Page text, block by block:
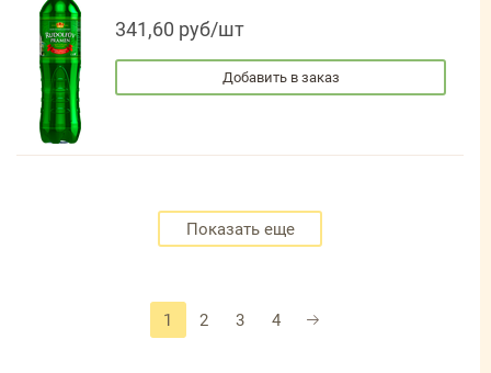
341,60 руб/шт
Добавить в заказ
Показать еще
1 2 3 4